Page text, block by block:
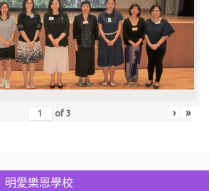
of3 › »
明愛樂恩學校